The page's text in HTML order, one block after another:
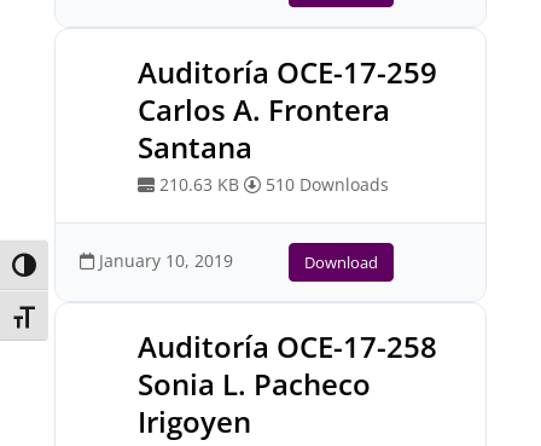
Toggle High Contrast
Toggle Font size
Auditoría OCE-17-259
Carlos A. Frontera
Santana
210.63 KB 510 Downloads
January 10, 2019 Download
Auditoría OCE-17-258
Sonia L. Pacheco
Irigoyen